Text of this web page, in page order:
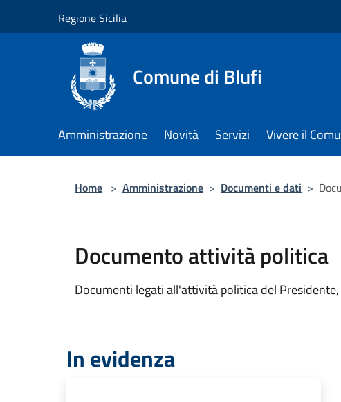
Regione Sicilia
Comune di Blufi
Amministrazione Novità Servizi Vivere il
Home > Amministrazione > Documenti e dati >
Documento attività politica
Documenti legati all'attività politica del
In evidenza